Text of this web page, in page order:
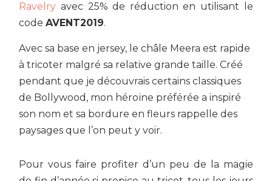
Ravelry avec 25% de réduction en utilisant le
codeAVENT2019.
Avec sa base en jersey, le châle Meera est rapide
à tricoter malgré sa relative grande taille. Créé
pendant que je découvrais certains classiques
de Bollywood, mon héroïne préférée a inspiré
son nom et sa bordure en fleurs rappelle des
paysages que l’on peut y voir.
Pour vous faire profiter d’un peu de la magie